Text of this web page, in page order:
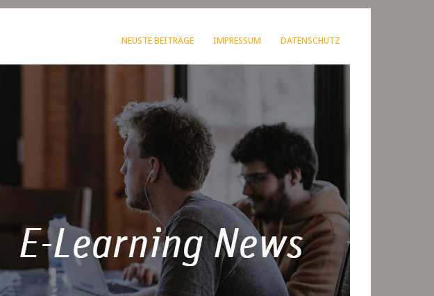
NEUSTE BEITRÄGE IMPRESSUM DATENSCHUTZ